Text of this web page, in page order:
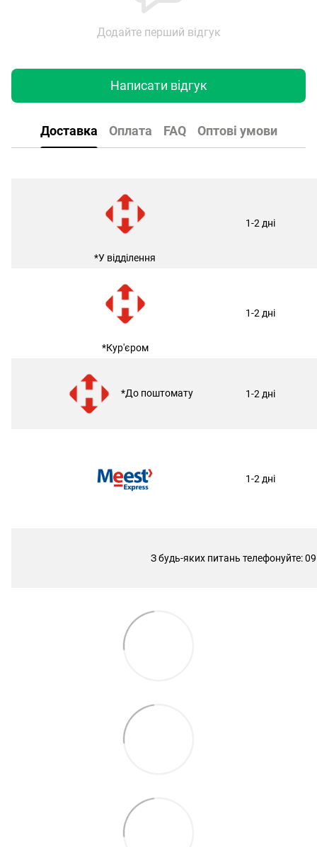
Додайте перший відгук
Написати відгук
Доставка Оплата FAQ Оптові умови
*У відділення
1-2 дні
*Кур'єром
1-2 дні
*До поштомату 1-2 дні
1-2 дні
З будь-яких питань телефонуйте: